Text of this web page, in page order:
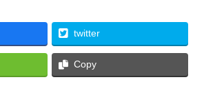
twitter
Copy